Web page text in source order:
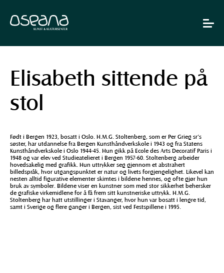
innhold
navigasjon
Toggle
Elisabeth sittende på
stol
Født i Bergen 1923, bosatt i Oslo. H.M.G. Stoltenberg, som er Per Grieg sr’s
søster, har utdannelse fra Bergen Kunsthåndverkskole i 1943 og fra Statens
Kunsthåndverkskole i Oslo 1944-45. Hun gikk på Ecole des Arts Decoratif Paris i
1948 og var elev ved Studieatelieret i Bergen 1957-60. Stoltenberg arbeider
hovedsakelig med grafikk. Hun uttrykker seg gjennom et abstrahert
billedspråk, hvor utgangspunktet er natur og livets forgjengelighet. Likevel kan
nesten alltid figurative elementer skimtes i bildene hennes, og ofte gjør hun
bruk av symboler. Bildene viser en kunstner som med stor sikkerhet behersker
de grafiske virkemidlene for å få frem sitt kunstneriske uttrykk. H.M.G.
Stoltenberg har hatt utstillinger i Stavanger, hvor hun var bosatt i lengre tid,
samt i Sverige og flere ganger i Bergen, sist ved Festspillene i 1995.